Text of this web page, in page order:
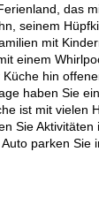
das
seinem
mit
einem
hin
haben Sie
ist mit vielen
Sie Aktivitäten
parken Sie